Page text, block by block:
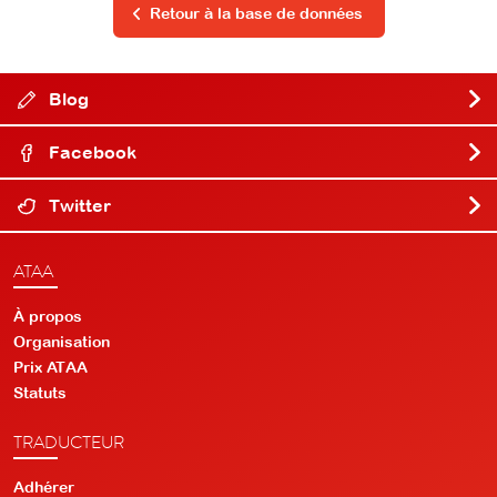
Retour à la base de données
Blog
Facebook
Twitter
ATAA
À propos
Organisation
Prix ATAA
Statuts
TRADUCTEUR
Adhérer